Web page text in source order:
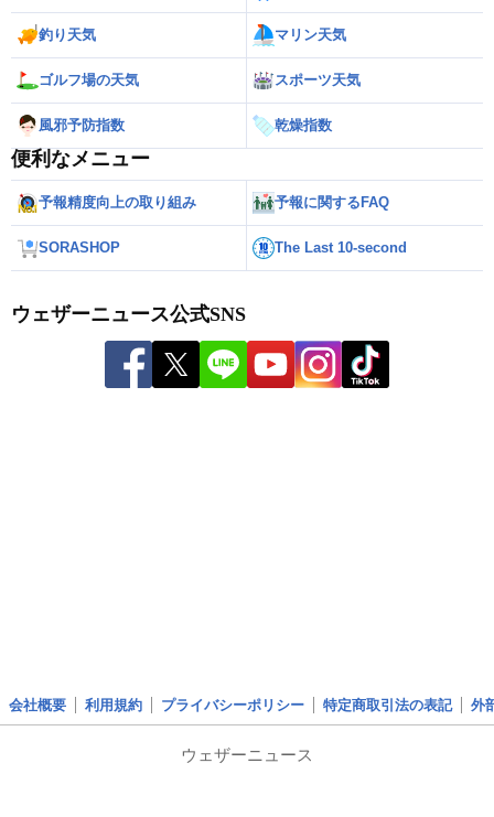
釣り天気 マリン天気
ゴルフ場の天気 スポーツ天気
風邪予防指数 乾燥指数
便利なメニュー
予報精度向上の取り組み 予報に関するFAQ
SORASHOP The Last 10-second
ウェザーニュース公式SNS
会社概要 利用規約 プライバシーポリシー 特定商取引法の表記 外
ウェザーニュース